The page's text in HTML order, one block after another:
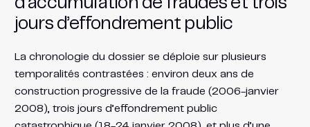
jours d’effondrement public
La chronologie du dossier se déploie sur plusieurs
temporalités contrastées : environ deux ans de
construction progressive de la fraude (2006-janvier
2008), trois jours d’effondrement public